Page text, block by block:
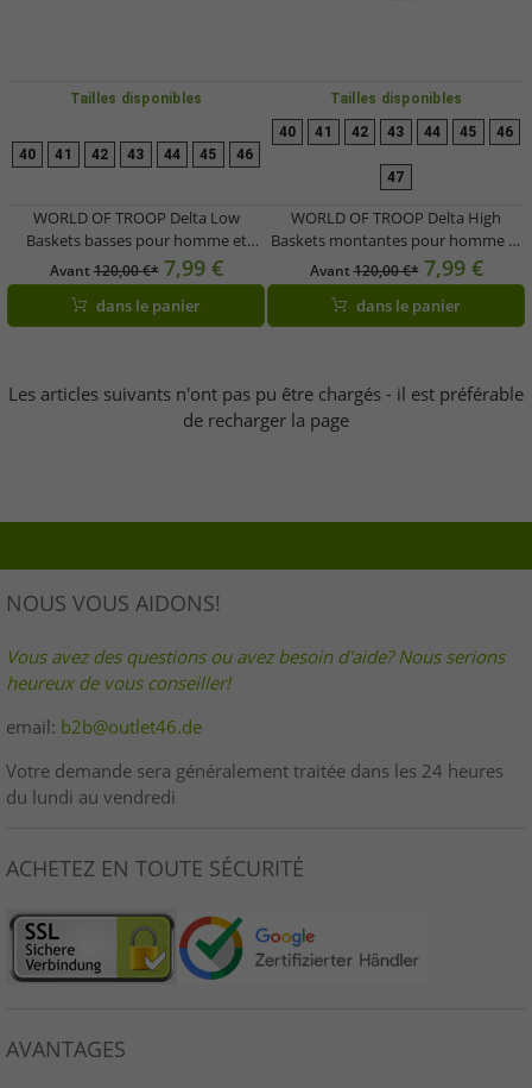
Tailles disponibles
40 41 42 43 44 45 46
WORLD OF TROOP Delta Low
Baskets basses pour homme et
femme, style rétro, style skater, réf.
3PP0160101 2151 BA, blanc/gris/noir
Avant120,00 €* 7,99 €
dans le panier
Tailles disponibles
40 41 42 43 44 45 46
47
WORLD OF TROOP Delta High
Baskets montantes pour homme et
femme, style rétro, style skater,
référence 3PP0160102 4111 CA,
coloris blanc/bleu/noir
Avant120,00 €* 7,99 €
dans le panier
Les articles suivants n'ont pas pu être chargés - il est préférable
de recharger la page
NOUS VOUS AIDONS!
Vous avez des questions ou avez besoin d'aide? Nous serions
heureux de vous conseiller!
email: b2b@outlet46.de
Votre demande sera généralement traitée dans les 24 heures
du lundi au vendredi
ACHETEZ EN TOUTE SÉCURITÉ
AVANTAGES